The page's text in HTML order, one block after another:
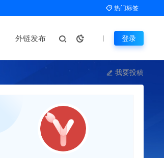
热门标签
外链发布 登录
我要投稿